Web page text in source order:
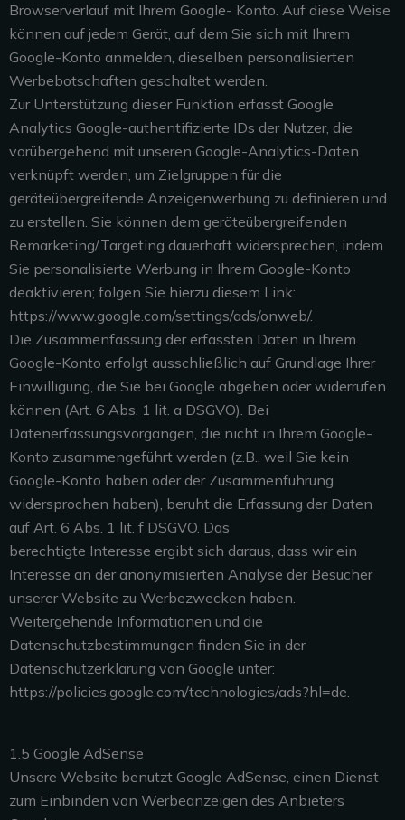
Browserverlauf mit Ihrem Google- Konto. Auf diese Weise
können auf jedem Gerät, auf dem Sie sich mit Ihrem
Google-Konto anmelden, dieselben personalisierten
Werbebotschaften geschaltet werden.
Zur Unterstützung dieser Funktion erfasst Google
Analytics Google-authentifizierte IDs der Nutzer, die
vorübergehend mit unseren Google-Analytics-Daten
verknüpft werden, um Zielgruppen für die
geräteübergreifende Anzeigenwerbung zu definieren und
zu erstellen. Sie können dem geräteübergreifenden
Remarketing/Targeting dauerhaft widersprechen, indem
Sie personalisierte Werbung in Ihrem Google-Konto
deaktivieren; folgen Sie hierzu diesem Link:
https://www.google.com/settings/ads/onweb/.
Die Zusammenfassung der erfassten Daten in Ihrem
Google-Konto erfolgt ausschließlich auf Grundlage Ihrer
Einwilligung, die Sie bei Google abgeben oder widerrufen
können (Art. 6 Abs. 1 lit. a DSGVO). Bei
Datenerfassungsvorgängen, die nicht in Ihrem Google-
Konto zusammengeführt werden (z.B., weil Sie kein
Google-Konto haben oder der Zusammenführung
widersprochen haben), beruht die Erfassung der Daten
auf Art. 6 Abs. 1 lit. f DSGVO. Das
berechtigte Interesse ergibt sich daraus, dass wir ein
Interesse an der anonymisierten Analyse der Besucher
unserer Website zu Werbezwecken haben.
Weitergehende Informationen und die
Datenschutzbestimmungen finden Sie in der
Datenschutzerklärung von Google unter:
https://policies.google.com/technologies/ads?hl=de.
1.5 Google AdSense
Unsere Website benutzt Google AdSense, einen Dienst
zum Einbinden von Werbeanzeigen des Anbieters